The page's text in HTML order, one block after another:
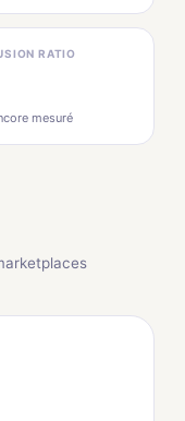
RATIO
mesuré